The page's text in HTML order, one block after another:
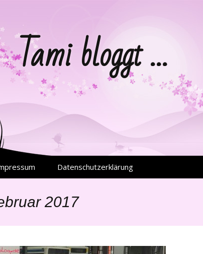
Tami bloggt …
Datenschutzerklärung
2017